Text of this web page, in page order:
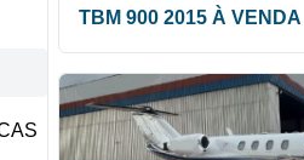
TBM 900 2015 À VENDA